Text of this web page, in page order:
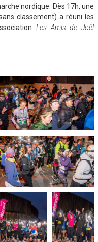
nordique. Dès 17h, une
classement) a réuni les
Les Amis de Joël